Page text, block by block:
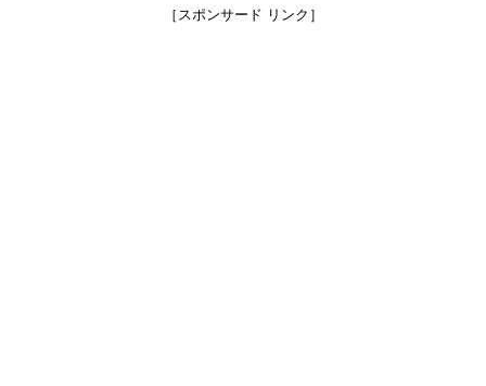
［スポンサード リンク］